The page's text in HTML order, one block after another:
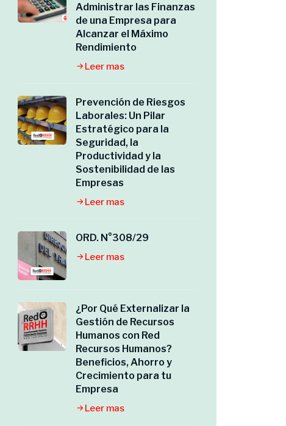
Administrar las Finanzas
de una Empresa para
Alcanzar el Máximo
Rendimiento
Leer mas
Prevención de Riesgos
Laborales: Un Pilar
Estratégico para la
Seguridad, la
Productividad y la
Sostenibilidad de las
Empresas
Leer mas
ORD. N°308/29
Leer mas
¿Por Qué Externalizar la
Gestión de Recursos
Humanos con Red
Recursos Humanos?
Beneficios, Ahorro y
Crecimiento para tu
Empresa
Leer mas